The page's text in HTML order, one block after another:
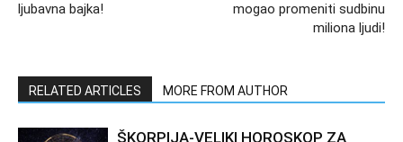
ljubavna bajka!
mogao promeniti sudbinu
miliona ljudi!
RELATED ARTICLES MORE FROM AUTHOR
ŠKORPIJA-VELIKI HOROSKOP ZA